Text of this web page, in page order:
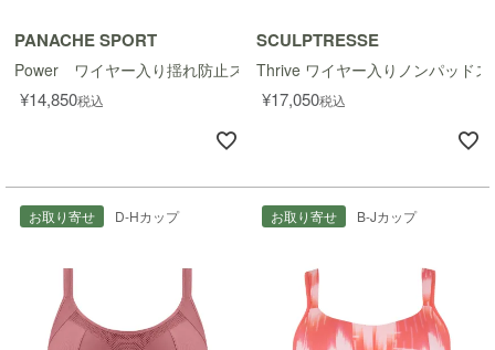
PANACHE SPORT
Power ワイヤー入り揺れ防止スポーツブラ
¥14,850税込
SCULPTRESSE
Thrive ワイヤー入りノンパッド
¥17,050税込
お取り寄せ D-Hカップ お取り寄せ B-Jカップ